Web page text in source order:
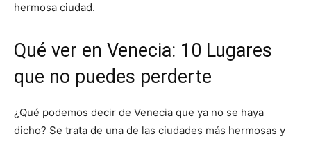
hermosa ciudad.
Qué ver en Venecia: 10 Lugares
que no puedes perderte
¿Qué podemos decir de Venecia que ya no se haya
dicho? Se trata de una de las ciudades más hermosas y